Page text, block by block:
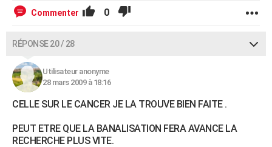
Commenter 0
RÉPONSE 20 / 28
Utilisateur anonyme
28 mars 2009 à 18:16
CELLE SUR LE CANCER JE LA TROUVE BIEN FAITE .
PEUT ETRE QUE LA BANALISATION FERA AVANCE LA
RECHERCHE PLUS VITE.